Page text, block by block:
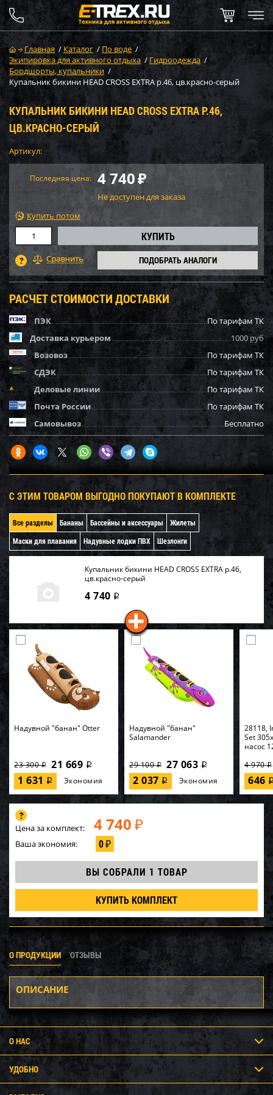
Главная / Каталог / По воде /
Экипировка для активного отдыха / Гидроодежда /
Бордшорты, купальники /
Купальник бикини HEAD CROSS EXTRA р.46, цв.красно-серый
КУПАЛЬНИК БИКИНИ HEAD CROSS EXTRA Р.46,
ЦВ.КРАСНО-СЕРЫЙ
Артикул:
Последняя цена: 4 740₽
Не доступен для заказа
Купить потом
ПОДОБРАТЬ АНАЛОГИ
РАСЧЕТ СТОИМОСТИ ДОСТАВКИ
ПЭК
По тарифам ТК
Доставка курьером
1000 руб
Возовоз
По тарифам ТК
СДЭК
По тарифам ТК
Деловые линии
По тарифам ТК
Почта России
По тарифам ТК
Самовывоз
Бесплатно
С ЭТИМ ТОВАРОМ ВЫГОДНО ПОКУПАЮТ В КОМПЛЕКТЕ
Все разделы Бананы Бассейны и аксессуары
Жилеты
Маски для плавания
Надувные лодки ПВХ Шезлонги
Купальник бикини HEAD CROSS EXTRA р.46,
цв.красно-серый
4 740 i
Надувной "банан" Otter
23 300i 21 669 i
1 631 i Экономия
Надувной "банан"
Salamander
29 100i 27 063 i
2 037 i Экономия
28118,
Set
насос
4 970i
646
Цена за комплект: 4 740 ₽
Ваша экономия: 0₽
ВЫ СОБРАЛИ 1 ТОВАР
КУПИТЬ КОМПЛЕКТ
О ПРОДУКЦИИ ОТЗЫВЫ
ОПИСАНИЕ
О НАС
УДОБНО